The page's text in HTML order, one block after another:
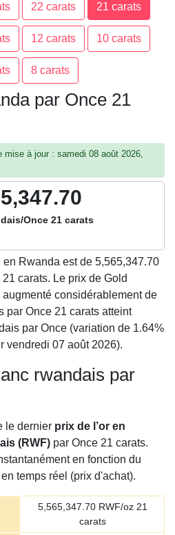
22 carats 21 carats
12 carats 10 carats
8 carats
par Once 21
mise à jour : samedi 08 août 2026,
Once 21 carats
en Rwanda est de 5,565,347.70
carats. Le prix de Gold
considérablement de
par Once 21 carats atteint
par Once (variation de 1.64%
vendredi 07 août 2026).
rwandais par
le dernier prix de l’or en
(RWF) par Once 21 carats.
en fonction du
temps réel (prix d'achat).
5,565,347.70RWF/oz 21
carats